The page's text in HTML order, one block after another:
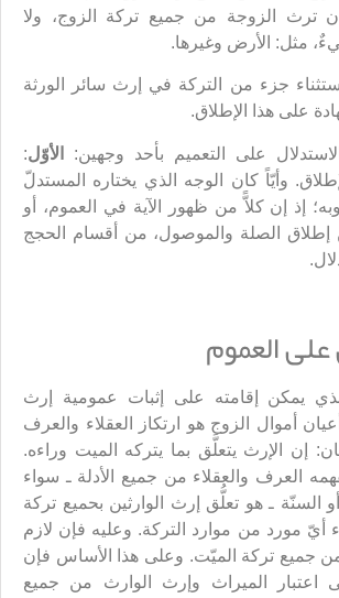
ترث الزوجة من جميع تركة الزوج، ولا
مثل: الأرض وغيرها.
جزء من التركة في إرث سائر الورثة
على هذا الإطلاق.
على التعميم بأحد وجهين: الأوّل:
وأيّاً كان الوجه الذي يختاره المستدلّ
إذ إن كلاًّ من ظهور الآية في العموم، أو
إطلاق الصلة والموصول، من أقسام الحجج
على العموم
يمكن إقامته على إثبات عمومية إرث
أموال الزوج هو ارتكاز العقلاء والعرف
إن الإرث يتعلَّق بما يتركه الميت وراءه.
العرف والعقلاء من جميع الأدلة ـ سواء
السنّة ـ هو تعلُّق إرث الوارثين بحميع تركة
أيّ مورد من موارد التركة. وعليه فإن لازم
جميع تركة الميّت. وعلى هذا الأساس فإن
اعتبار الميراث وإرث الوارث من جميع